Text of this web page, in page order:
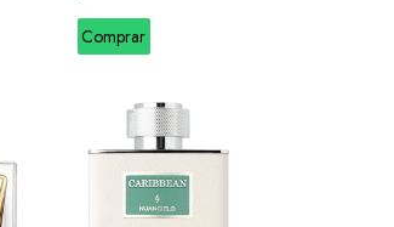
Comprar